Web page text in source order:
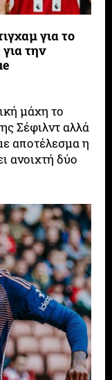
για το
την
μάχη το
Σέφιλντ αλλά
αποτέλεσμα η
ανοιχτή δύο